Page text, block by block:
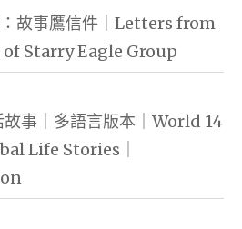
故事鷹信件｜Letters from
of Starry Eagle Group
故事｜多語言版本｜World 14
Life Stories｜